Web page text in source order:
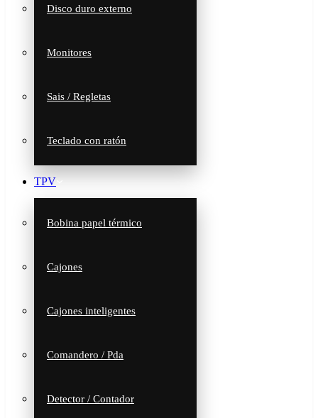
Disco duro externo
Monitores
Sais / Regletas
Teclado con ratón
TPV
Bobina papel térmico
Cajones
Cajones inteligentes
Comandero / Pda
Detector / Contador